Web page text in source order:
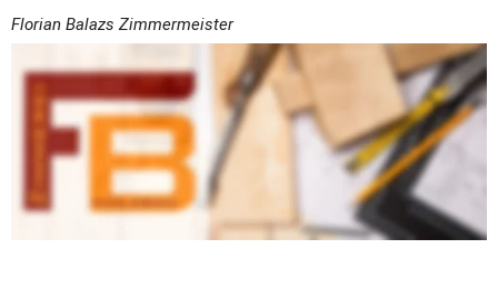
Florian Balazs Zimmermeister